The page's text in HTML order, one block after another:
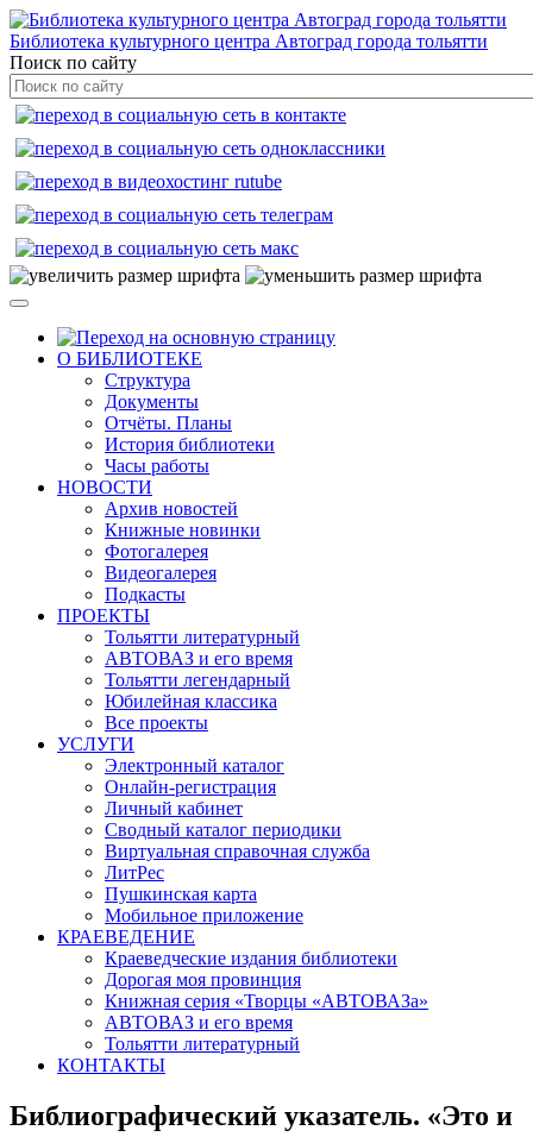
Библиотека культурного центра Автоград города тольятти
Поиск по сайту
О БИБЛИОТЕКЕ
Структура
Документы
Отчёты. Планы
История библиотеки
Часы работы
НОВОСТИ
Архив новостей
Книжные новинки
Фотогалерея
Видеогалерея
Подкасты
ПРОЕКТЫ
Тольятти литературный
АВТОВАЗ и его время
Тольятти легендарный
Юбилейная классика
Все проекты
УСЛУГИ
Электронный каталог
Онлайн-регистрация
Личный кабинет
Сводный каталог периодики
Виртуальная справочная служба
ЛитРес
Пушкинская карта
Мобильное приложение
КРАЕВЕДЕНИЕ
Краеведческие издания библиотеки
Дорогая моя провинция
Книжная серия «Творцы «АВТОВАЗа»
АВТОВАЗ и его время
Тольятти литературный
КОНТАКТЫ
Библиографический указатель. «Это и